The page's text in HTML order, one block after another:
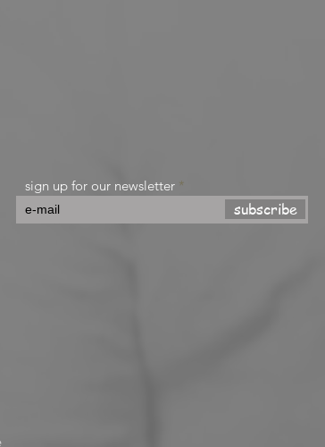
sign up for our newsletter
subscribe